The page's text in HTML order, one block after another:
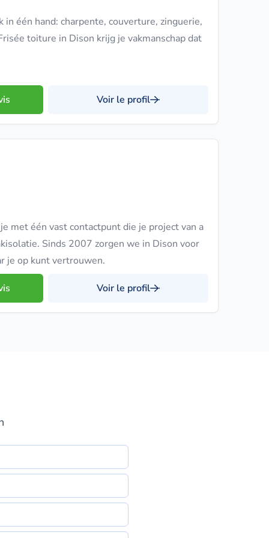
één hand: charpente, couverture, zinguerie,
toiture in Dison krijg je vakmanschap dat
Voir le profil
met één vast contactpunt die je project van a
Sinds 2007 zorgen we in Dison voor
je op kunt vertrouwen.
Voir le profil